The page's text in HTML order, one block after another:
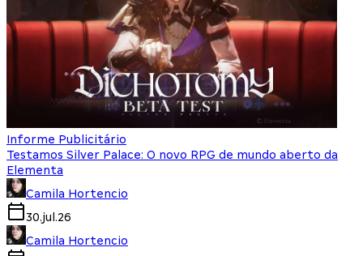
Informe Publicitário
Testamos Silver Palace: O novo RPG de mundo aberto da
Elementa
Camila Hortencio
30.jul.26
Camila Hortencio